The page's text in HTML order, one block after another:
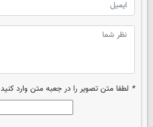
* لطفا متن تصویر را در جعبه متن وارد کنید